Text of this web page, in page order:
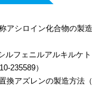
アシロイン化合物の製
ルフェニルアルキルケ
235589）
換アズレンの製造方法